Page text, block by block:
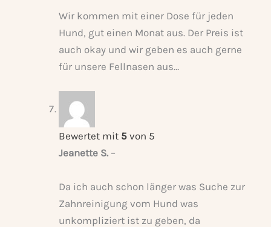
Wir kommen mit einer Dose für jeden
Hund, gut einen Monat aus. Der Preis ist
auch okay und wir geben es auch gerne
für unsere Fellnasen aus…
Bewertet mit 5 von 5
Jeanette S. –
Da ich auch schon länger was Suche zur
Zahnreinigung vom Hund was
unkompliziert ist zu geben, da